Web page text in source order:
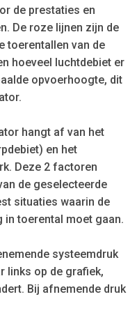
de prestaties en
De roze lijnen zijn de
toerentallen van de
hoeveel luchtdebiet er
opvoerhoogte, dit
hangt af van het
en het
Deze 2 factoren
de geselecteerde
situaties waarin de
toerental moet gaan.
systeemdruk
links op de grafiek,
Bij afnemende druk